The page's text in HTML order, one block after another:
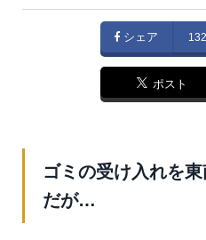
シェア 132
ポスト
ゴミの受け入れを
だが…